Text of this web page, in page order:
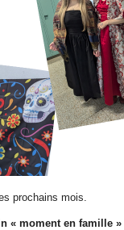
prochains mois.
« moment en famille »